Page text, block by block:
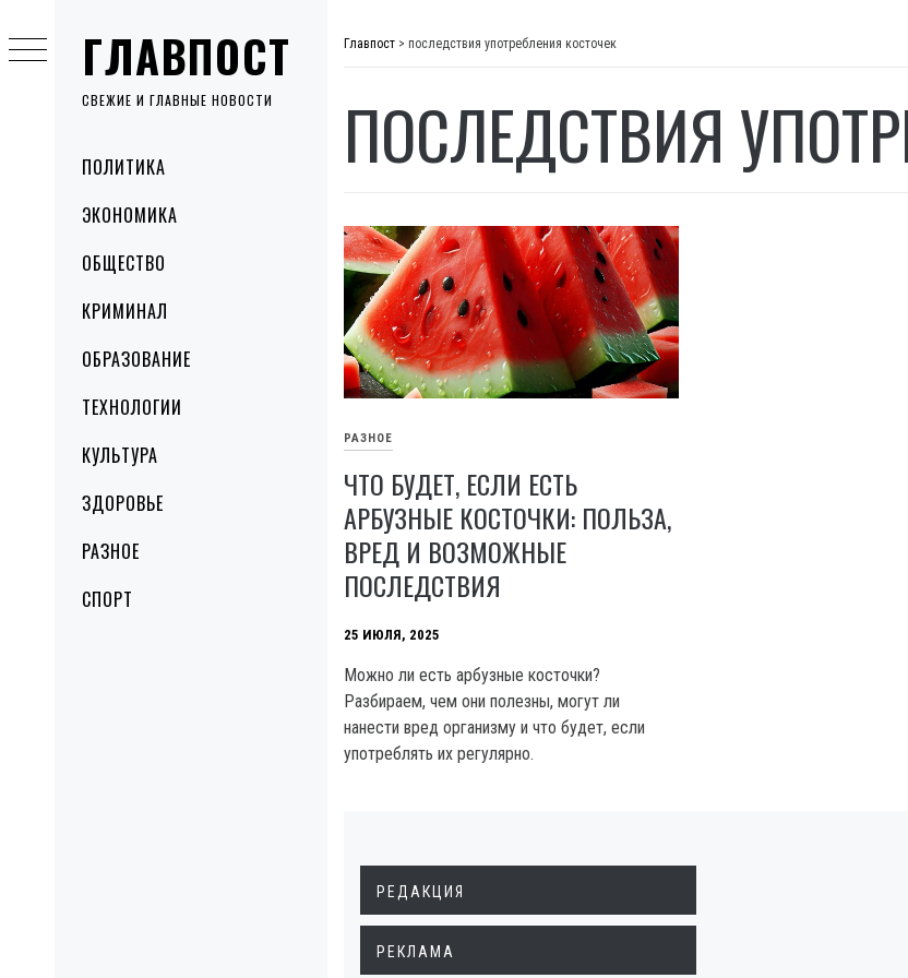
ГЛАВПОСТ
СВЕЖИЕ И ГЛАВНЫЕ НОВОСТИ
MenuПОЛИТИКА
ЭКОНОМИКА
ОБЩЕСТВО
КРИМИНАЛ
ОБРАЗОВАНИЕ
ТЕХНОЛОГИИ
КУЛЬТУРА
ЗДОРОВЬЕ
РАЗНОЕ
СПОРТ
to
content
Главпост > последствия употребления косточек
ПОСЛЕДСТВИЯ
РАЗНОЕ
ЧТО БУДЕТ, ЕСЛИ ЕСТЬ
АРБУЗНЫЕ КОСТОЧКИ: ПОЛЬЗА,
ВРЕД И ВОЗМОЖНЫЕ
ПОСЛЕДСТВИЯ
25 ИЮЛЯ, 2025
Можно ли есть арбузные косточки?
Разбираем, чем они полезны, могут ли
нанести вред организму и что будет, если
употреблять их регулярно.
РЕДАКЦИЯ
РЕКЛАМА